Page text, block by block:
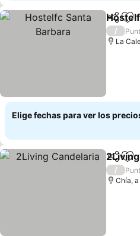
/
La
Elige fechas para ver los
/
Chía,